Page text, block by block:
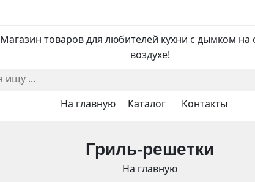
Магазин товаров для любителей кухни с дымком на
воздухе!
На главную Каталог Контакты
Гриль-решетки
На главную